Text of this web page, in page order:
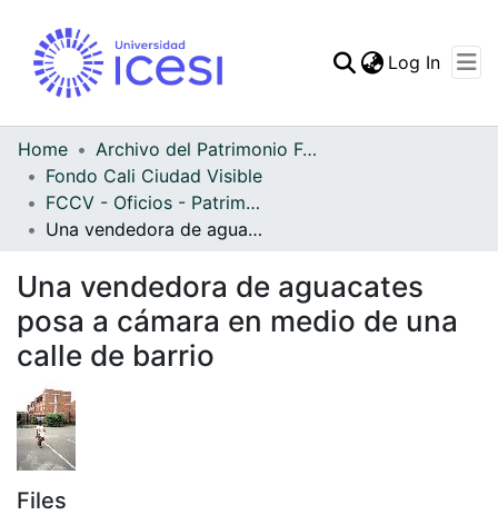
Log In
Home
Archivo del Patrimonio Fotográfico y Fílmico del Valle del Cauca
Fondo Cali Ciudad Visible
FCCV - Oficios - Patrimonial
Una vendedora de aguacates posa a cámara en medio de una calle de barrio
Una vendedora de aguacates
posa a cámara en medio de una
calle de barrio
Files